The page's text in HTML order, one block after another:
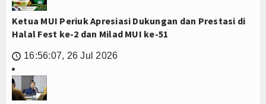
Ketua MUI Periuk Apresiasi Dukungan dan Prestasi di
Halal Fest ke-2 dan Milad MUI ke-51
🕔 16:56:07, 26 Jul 2026